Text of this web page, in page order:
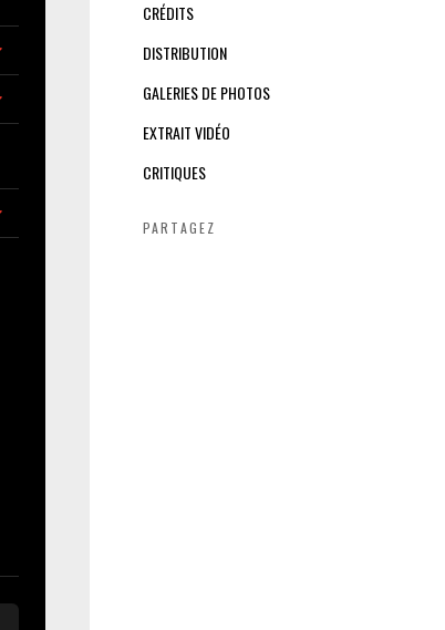
CRÉDITS
DISTRIBUTION
GALERIES DE PHOTOS
EXTRAIT VIDÉO
CRITIQUES
PARTAGEZ